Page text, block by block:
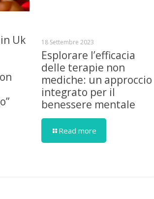
Uk
18 Settembre 2023
Esplorare l’efficacia
delle terapie non
mediche: un approccio
integrato per il
benessere mentale
Read more